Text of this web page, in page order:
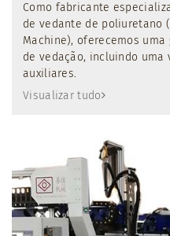
Como fabricante
de vedante de poliuretano
Machine), oferecemos
de vedação, incluindo uma
auxiliares.
Visualizar tudo